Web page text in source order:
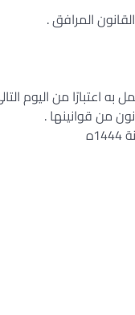
المرافق .
اعتبارًا من اليوم
من قوانينها .